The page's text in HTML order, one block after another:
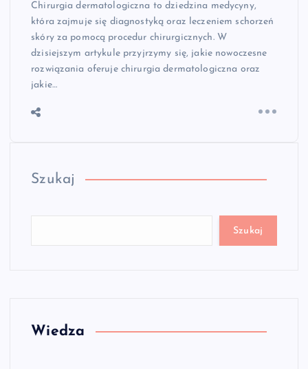
Chirurgia dermatologiczna to dziedzina medycyny,
która zajmuje się diagnostyką oraz leczeniem schorzeń
skóry za pomocą procedur chirurgicznych. W
dzisiejszym artykule przyjrzymy się, jakie nowoczesne
rozwiązania oferuje chirurgia dermatologiczna oraz
jakie…
Szukaj
Szukaj
Wiedza